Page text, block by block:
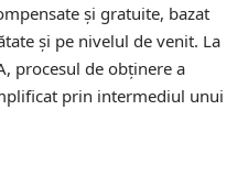
și gratuite, bazat
și pe nivelul de venit. La
procesul de obținere a
prin intermediul unui